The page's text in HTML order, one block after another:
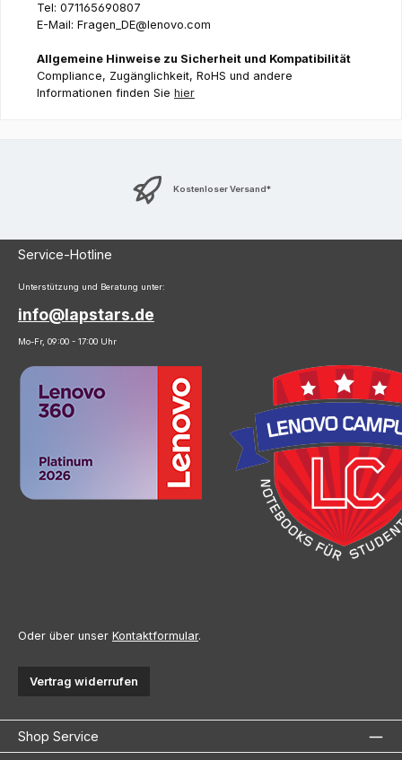
Tel: 071165690807
E-Mail: Fragen_DE@lenovo.com
Allgemeine Hinweise zu Sicherheit und Kompatibilität
Compliance, Zugänglichkeit, RoHS und andere
Informationen finden Sie hier
Kostenloser Versand*
Service-Hotline
Unterstützung und Beratung unter:
info@lapstars.de
Mo-Fr, 09:00 - 17:00 Uhr
Oder über unser Kontaktformular.
Vertrag widerrufen
Shop Service